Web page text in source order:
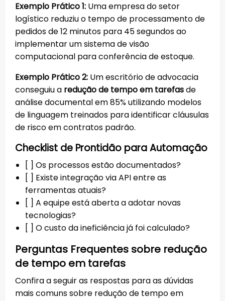
Exemplo Prático 1: Uma empresa do setor
logístico reduziu o tempo de processamento de
pedidos de 12 minutos para 45 segundos ao
implementar um sistema de visão
computacional para conferência de estoque.
Exemplo Prático 2: Um escritório de advocacia
conseguiu a redução de tempo em tarefasde
análise documental em 85% utilizando modelos
de linguagem treinados para identificar cláusulas
de risco em contratos padrão.
Checklist de Prontidão para Automação
[ ] Os processos estão documentados?
[ ] Existe integração via API entre as
ferramentas atuais?
[ ] A equipe está aberta a adotar novas
tecnologias?
[ ] O custo da ineficiência já foi calculado?
Perguntas Frequentes sobre redução
de tempo em tarefas
Confira a seguir as respostas para as dúvidas
mais comuns sobre redução de tempo em